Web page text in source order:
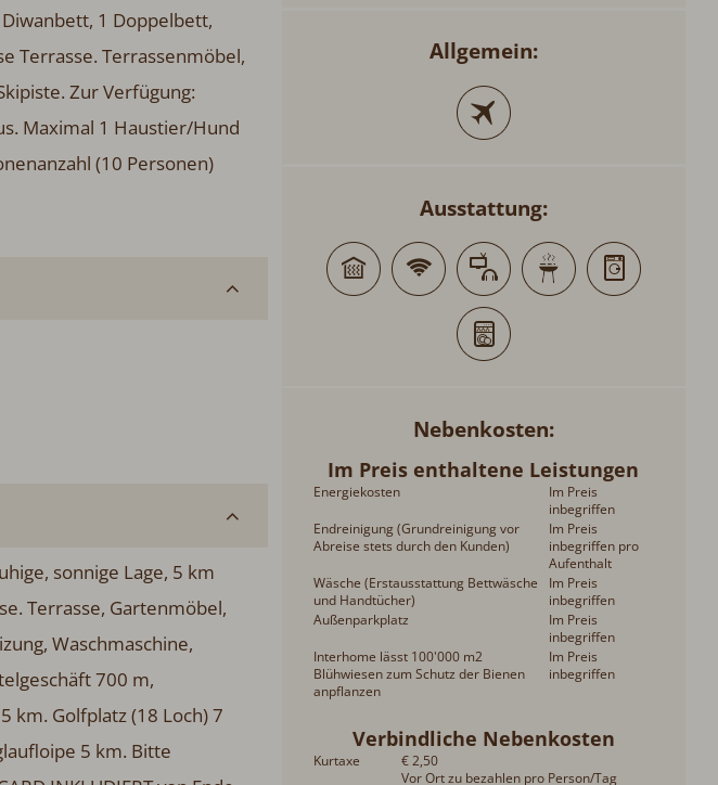
1 Doppelbett,
Terrasse. Terrassenmöbel,
Zur Verfügung:
Maximal 1 Haustier/Hund
(10 Personen)
sonnige Lage, 5 km
Terrasse, Gartenmöbel,
Waschmaschine,
700 m,
km. Golfplatz (18 Loch) 7
5 km. Bitte
Allgemein:
Ausstattung:
Nebenkosten
Im Preis enthaltene Leistungen
Energiekosten
Im Preis
inbegriffen
Endreinigung (Grundreinigung vor
Abreise stets durch den Kunden)
Im Preis
inbegriffen pro
Aufenthalt
Wäsche (Erstausstattung Bettwäsche
und Handtücher)
Im Preis
inbegriffen
Außenparkplatz
Im Preis
inbegriffen
Interhome lässt 100'000 m2
Blühwiesen zum Schutz der Bienen
anpflanzen
Im Preis
inbegriffen
Verbindliche Nebenkosten
Kurtaxe
€ 2,50
Vor Ort zu bezahlen pro Person/Tag